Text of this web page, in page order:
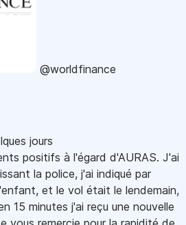
@worldfinance
jours
positifs à l'égard d'AURAS. J'ai
la police, j'ai indiqué par
et le vol était le lendemain,
15 minutes j'ai reçu une nouvelle